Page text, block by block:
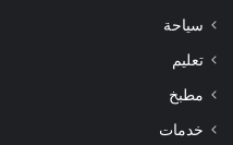
سياحة
تعليم
مطبخ
خدمات